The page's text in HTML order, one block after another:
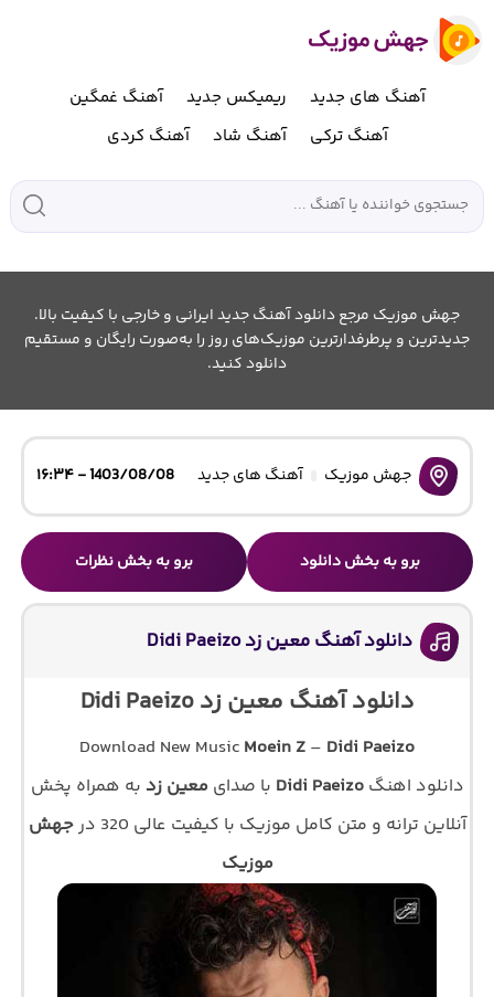
آهنگ های جدید ریمیکس جدید
آهنگ غمگین
آهنگ ترکی
آهنگ شاد آهنگ کردی
جهش موزیک مرجع دانلود آهنگ جدید ایرانی و خارجی با کیفیت بالا.
جدیدترین و پرطرفدارترین موزیک‌های روز را به‌صورت رایگان و مستقیم
دانلود کنید.
جهش موزیک آهنگ های جدید 1403/08/08 - ۱۶:۳۴
برو به بخش دانلود برو به بخش نظرات
دانلود آهنگ معین زد Didi Paeizo
دانلود آهنگ معین زد Didi Paeizo
Download New Music Moein Z – Didi Paeizo
دانلود اهنگDidi Paeizo با صدایمعین زد به همراه پخش
آنلاین ترانه و متن کامل موزیک با کیفیت عالی 320 در
جهش
موزیک